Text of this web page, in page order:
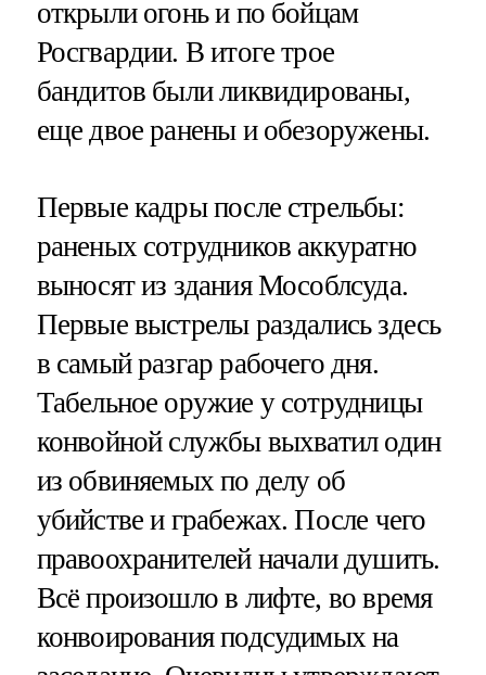
открыли огонь и по бойцам
Росгвардии. В итоге трое
бандитов были ликвидированы,
еще двое ранены и обезоружены.
Первые кадры после стрельбы:
раненых сотрудников аккуратно
выносят из здания Мособлсуда.
Первые выстрелы раздались здесь
в самый разгар рабочего дня.
Табельное оружие у сотрудницы
конвойной службы выхватил один
из обвиняемых по делу об
убийстве и грабежах. После чего
правоохранителей начали душить.
Всё произошло в лифте, во время
конвоирования подсудимых на